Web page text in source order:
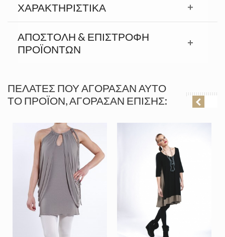
ΧΑΡΑΚΤΗΡΙΣΤΙΚΆ
ΑΠΟΣΤΟΛΉ & ΕΠΙΣΤΡΟΦΉ
ΠΡΟΪΟΝΤΩΝ
ΠΕΛΆΤΕΣ ΠΟΥ ΑΓΌΡΑΣΑΝ ΑΥΤΌ
ΤΟ ΠΡΟΪΌΝ, ΑΓΌΡΑΣΑΝ ΕΠΊΣΗΣ: